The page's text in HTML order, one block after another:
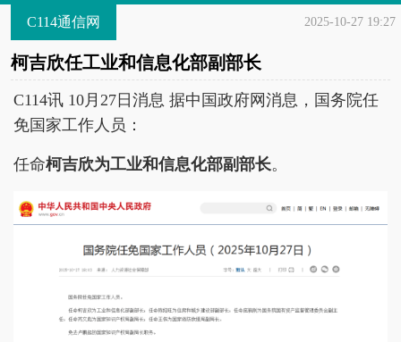
C114通信网 2025-10-27 19:27
柯吉欣任工业和信息化部副部长
C114讯 10月27日消息 据中国政府网消息，国务院任
免国家工作人员：
任命柯吉欣为工业和信息化部副部长。